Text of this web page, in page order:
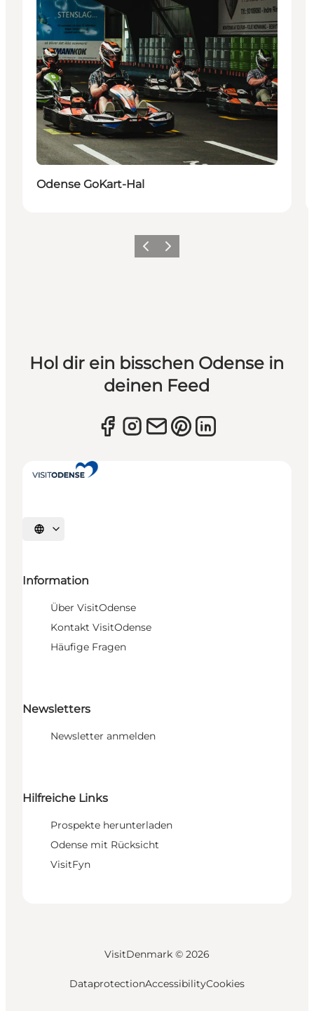
Odense GoKart-Hal
ZurückWeiter
Hol dir ein bisschen Odense in
deinen Feed
Sprache auswählen
Information
Über VisitOdense
Kontakt VisitOdense
Häufige Fragen
Newsletters
Newsletter anmelden
Hilfreiche Links
Prospekte herunterladen
Odense mit Rücksicht
VisitFyn
VisitDenmark © 2026
DataprotectionAccessibilityCookies